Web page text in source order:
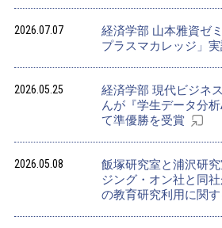
2026.07.07
経済学部 山本雅資ゼ
プラスマカレッジ」
2026.05.25
経済学部 現代ビジネ
んが『学生データ分
て準優勝を受賞
2026.05.08
飯塚研究室と浦沢研
ジング・オン社と同
の教育研究利用に関